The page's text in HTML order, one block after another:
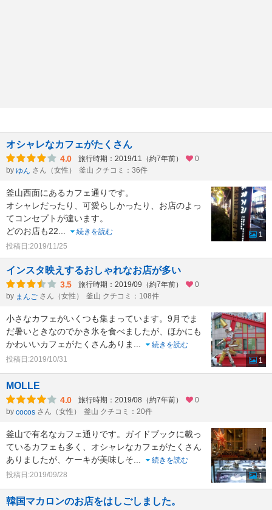
オシャレなカフェがたくさん
4.0 旅行時期：2019/11（約7年前）
0
by ゆん さん（女性） 釜山 クチコミ：36件
釜山西面にあるカフェ通りです。
オシャレだったり、可愛らしかったり、お店のよっ
てコンセプトが違います。
どのお店も22
続きを読む
投稿日:2019/11/25
1
インスタ映えするおしゃれなお店が多い
3.5 旅行時期：2019/09（約7年前）
0
by まんご さん（女性） 釜山 クチコミ：108件
小さなカフェがいくつも集まっています。9月でま
だ暑いときなのでかき氷を食べましたが、ほかにも
かわいいカフェがたくさんありま
続きを読む
投稿日:2019/10/31
1
MOLLE
4.0 旅行時期：2019/08（約7年前）
0
by cocos さん（女性） 釜山 クチコミ：20件
釜山で有名なカフェ通りです。ガイドブックに載っ
ているカフェも多く、オシャレなカフェがたくさん
ありましたが、ケーキが美味しそ
続きを読む
投稿日:2019/09/28
1
韓国マカロンのお店をはしごしました。